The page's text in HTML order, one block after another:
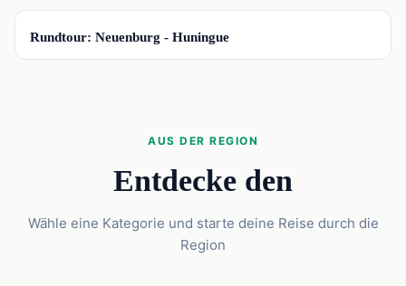
📍
Rundtour: Neuenburg - Huningue
AUS DER REGION
Entdecke den
Wähle eine Kategorie und starte deine Reise durch die
Region